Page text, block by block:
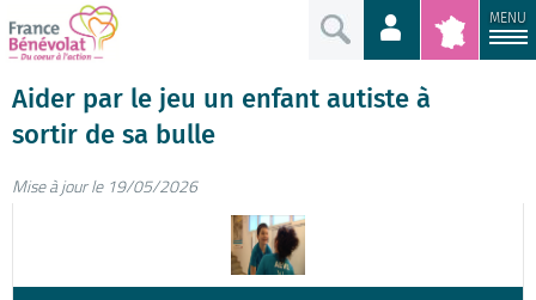
MENU
Aider par le jeu un enfant autiste à
sortir de sa bulle
Mise à jour le 19/05/2026